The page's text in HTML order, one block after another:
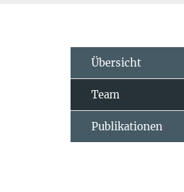
Übersicht
Team
Publikationen